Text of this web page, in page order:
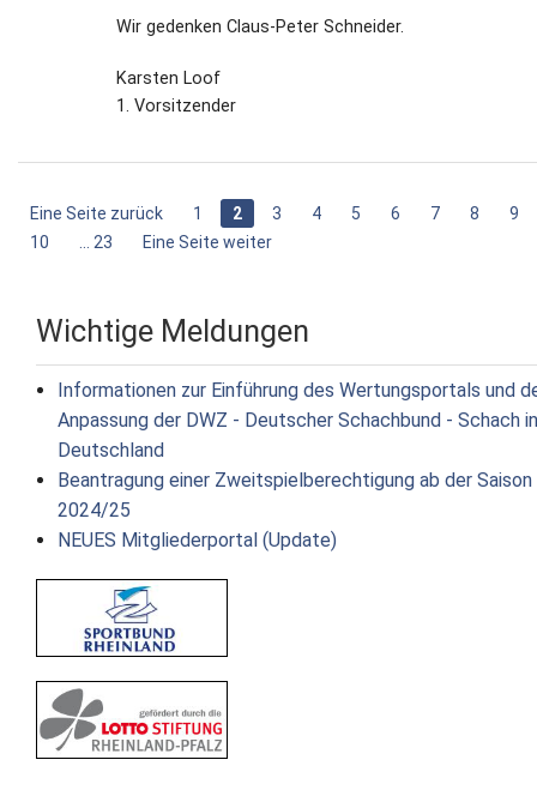
Wir gedenken Claus-Peter Schneider.
Karsten Loof
1. Vorsitzender
Eine Seite zurück 1 2 3 4 5 6 7 8
9
10
... 23 Eine Seite weiter
Wichtige Meldungen
Informationen zur Einführung des Wertungsportals und
Anpassung der DWZ - Deutscher Schachbund - Schach in
Deutschland
Beantragung einer Zweitspielberechtigung ab der Saison
2024/25
NEUES Mitgliederportal (Update)